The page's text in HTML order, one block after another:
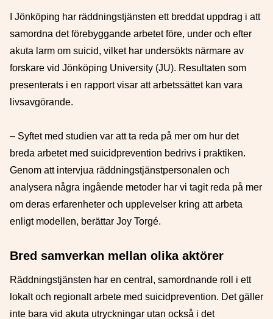
I Jönköping har räddningstjänsten ett breddat uppdrag i att
samordna det förebyggande arbetet före, under och efter
akuta larm om suicid, vilket har undersökts närmare av
forskare vid Jönköping University (JU). Resultaten som
presenterats i en rapport visar att arbetssättet kan vara
livsavgörande.
– Syftet med studien var att ta reda på mer om hur det
breda arbetet med suicidprevention bedrivs i praktiken.
Genom att intervjua räddningstjänstpersonalen och
analysera några ingående metoder har vi tagit reda på mer
om deras erfarenheter och upplevelser kring att arbeta
enligt modellen, berättar Joy Torgé.
Bred samverkan mellan olika aktörer
Räddningstjänsten har en central, samordnande roll i ett
lokalt och regionalt arbete med suicidprevention. Det gäller
inte bara vid akuta utryckningar utan också i det